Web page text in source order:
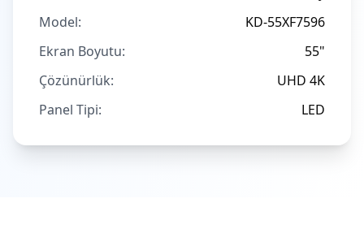
Model:
KD-55XF7596
Ekran Boyutu:
55"
Çözünürlük:
UHD 4K
Panel Tipi:
LED